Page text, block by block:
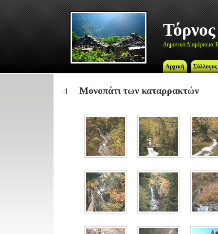
Τόρνος
Δημοτικό Διαμέρισμα
Αρχική
Μονοπάτι των καταρρακτών